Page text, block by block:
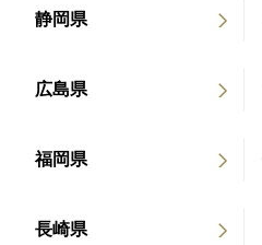
小さなお子さまにも安心して
静岡県
広島県
福岡県
長崎県